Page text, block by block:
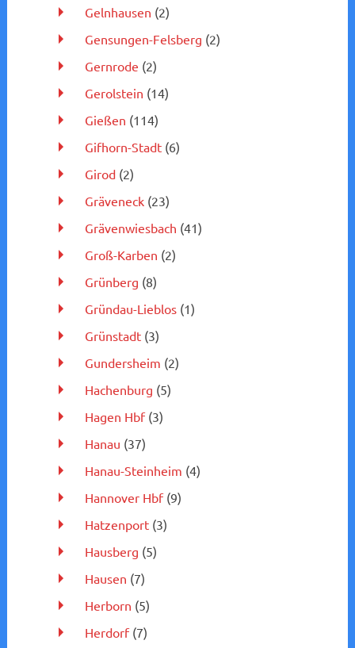
Gelnhausen (2)
Gensungen-Felsberg (2)
Gernrode (2)
Gerolstein (14)
Gießen (114)
Gifhorn-Stadt(6)
Girod(2)
Gräveneck(23)
Grävenwiesbach (41)
Groß-Karben (2)
Grünberg (8)
Gründau-Lieblos(1)
Grünstadt(3)
Gundersheim (2)
Hachenburg (5)
Hagen Hbf(3)
Hanau (37)
Hanau-Steinheim (4)
Hannover Hbf(9)
Hatzenport(3)
Hausberg (5)
Hausen (7)
Herborn (5)
Herdorf(7)